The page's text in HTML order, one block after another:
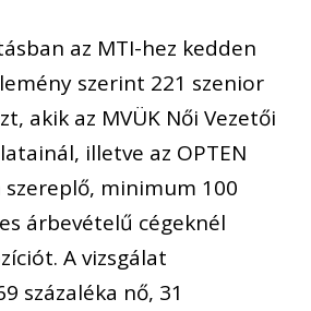
az MTI-hez kedden
szerint 221 szenior
akik az MVÜK Női Vezetői
illetve az OPTEN
minimum 100
árbevételű cégeknél
A vizsgálat
százaléka nő, 31